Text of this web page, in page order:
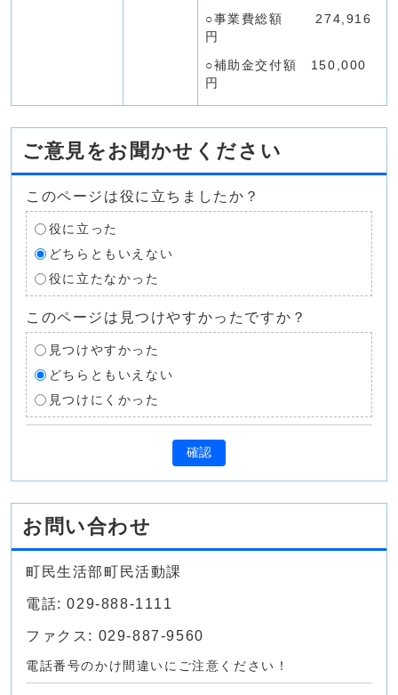
○事業費総額 274,916
円
○補助金交付額 150,000
円
ご意見をお聞かせください
このページは役に立ちましたか？
役に立った
どちらともいえない
役に立たなかった
このページは見つけやすかったですか？
見つけやすかった
どちらともいえない
見つけにくかった
確認
お問い合わせ
町民生活部町民活動課
電話: 029-888-1111
ファクス: 029-887-9560
電話番号のかけ間違いにご注意ください！